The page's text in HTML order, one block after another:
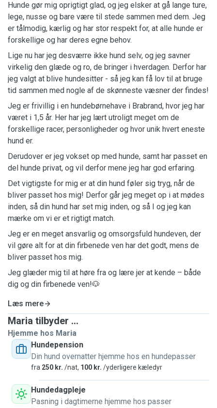
Hunde gør mig oprigtigt glad, og jeg elsker at gå lange ture,
lege, nusse og bare være til stede sammen med dem. Jeg
er tålmodig, kærlig og har stor respekt for, at alle hunde er
forskellige og har deres egne behov.
Lige nu har jeg desværre ikke hund selv, og jeg savner
virkelig den glæde og ro, de bringer i hverdagen. Derfor har
jeg valgt at blive hundesitter - så jeg kan få lov til at bruge
tid sammen med nogle af de skønneste væsner der findes!
Jeg er frivillig i en hundebørnehave i Brabrand, hvor jeg har
været i 1,5 år. Her har jeg lært utroligt meget om de
forskellige racer, personligheder og hvor unik hvert eneste
hund er.
Derudover er jeg vokset op med hunde, samt har passet en
del hunde privat, og vil derfor mene jeg har god erfaring.
Det vigtigste for mig er at din hund føler sig tryg, når de
bliver passet hos mig! Derfor går jeg meget op i at mødes
inden, så din hund har set mig inden, og så I og jeg kan
mærke om vi er et rigtigt match.
Jeg er en meget ansvarlig og omsorgsfuld hundeven, der
vil gøre alt for at din firbenede ven har det godt, mens de
bliver passet hos mig.
Jeg glæder mig til at høre fra og lære jer at kende – både
dig og din firbenede ven!🐶
Læs mere
Maria tilbyder ...
Hjemme hos Maria
Hundepension
Din hund overnatter hjemme hos en hundepasser
fra 250 kr. /nat, 100 kr. /yderligere kæledyr
Hundedagpleje
Pasning i dagtimerne hjemme hos passer